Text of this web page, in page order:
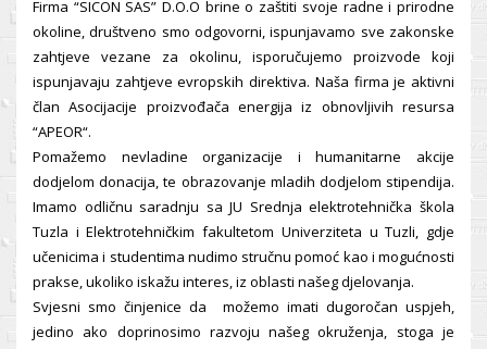
Firma “SICON SAS” D.O.O brine o zaštiti svoje radne i prirodne
okoline, društveno smo odgovorni, ispunjavamo sve zakonske
zahtjeve vezane za okolinu, isporučujemo proizvode koji
ispunjavaju zahtjeve evropskih direktiva. Naša firma je aktivni
član Asocijacije proizvođača energija iz obnovljivih resursa
“APEOR“.
Pomažemo nevladine organizacije i humanitarne akcije
dodjelom donacija, te obrazovanje mladih dodjelom stipendija.
Imamo odličnu saradnju sa JU Srednja elektrotehnička škola
Tuzla i Elektrotehničkim fakultetom Univerziteta u Tuzli, gdje
učenicima i studentima nudimo stručnu pomoć kao i mogućnosti
prakse, ukoliko iskažu interes, iz oblasti našeg djelovanja.
Svjesni smo činjenice da možemo imati dugoročan uspjeh,
jedino ako doprinosimo razvoju našeg okruženja, stoga je